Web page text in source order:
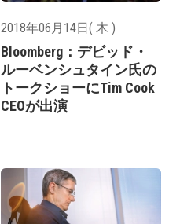
2018年06月14日( 木 )
Bloomberg：デビッド・
ルーベンシュタイン氏の
トークショーにTim Cook
CEOが出演